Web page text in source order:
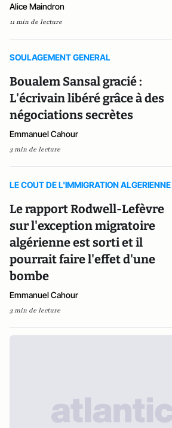
Alice Maindron
11 min de lecture
SOULAGEMENT GENERAL
Boualem Sansal gracié :
L'écrivain libéré grâce à des
négociations secrètes
Emmanuel Cahour
3 min de lecture
LE COUT DE L'IMMIGRATION ALGERIENNE
Le rapport Rodwell-Lefèvre
sur l'exception migratoire
algérienne est sorti et il
pourrait faire l'effet d'une
bombe
Emmanuel Cahour
3 min de lecture